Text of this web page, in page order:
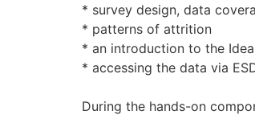
* survey design, data
* patterns of attrition
* an introduction to the
* accessing the data via
During the hands-on